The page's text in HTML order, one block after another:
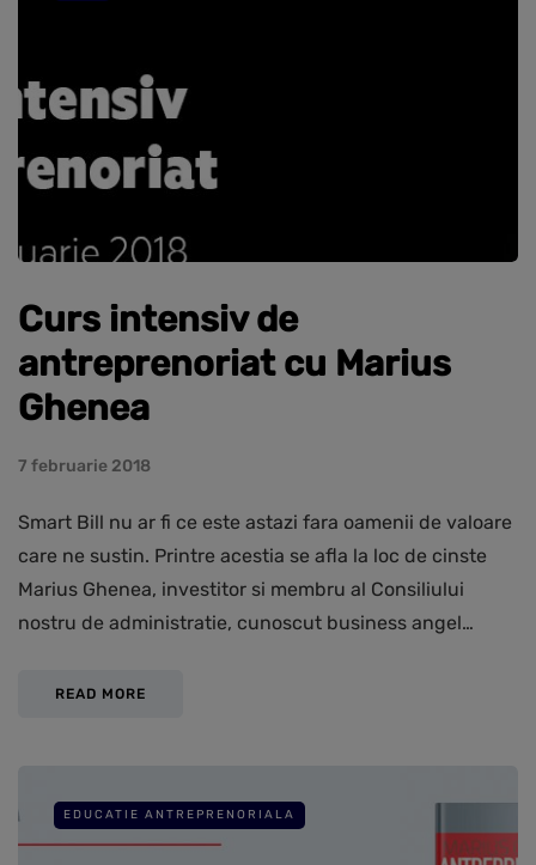
Curs intensiv de
antreprenoriat cu Marius
Ghenea
7 februarie 2018
Smart Bill nu ar fi ce este astazi fara oamenii de valoare
care ne sustin. Printre acestia se afla la loc de cinste
Marius Ghenea, investitor si membru al Consiliului
nostru de administratie, cunoscut business angel…
READ MORE
EDUCATIE ANTREPRENORIALA